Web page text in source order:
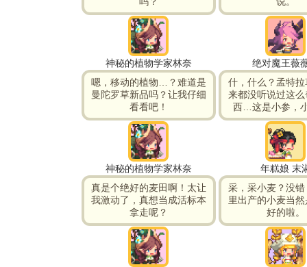
神秘的植物学家林奈
绝对魔王薇
嗯，移动的植物…？难道是
曼陀罗草新品吗？让我仔细
看看吧！
神秘的植物学家林奈
什，什么？孟特
来都没听说过这
西…这是小参，
年糕娘 末
真是个绝好的麦田啊！太让
我激动了，真想当成活标本
拿走呢？
采，采小麦？没
里出产的小麦当
好的啦。